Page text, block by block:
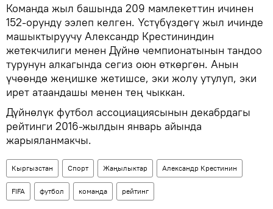
Команда жыл башында 209 мамлекеттин ичинен
152-орунду ээлеп келген. Үстүбүздөгү жыл ичинде
машыктыруучу Александр Крестининдин
жетекчилиги менен Дүйнө чемпионатынын тандоо
турунун алкагында сегиз оюн өткөргөн. Анын
үчөөндө жеңишке жетишсе, эки жолу утулуп, эки
ирет атаандашы менен тең чыккан.
Дүйнөлүк футбол ассоциациясынын декабрдагы
рейтинги 2016-жылдын январь айында
жарыяланмакчы.
Кыргызстан Спорт Жаңылыктар Александр Крестинин
FIFA футбол команда рейтинг